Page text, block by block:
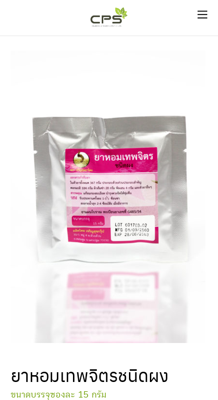
ยาหอมเทพจิตรชนิดผง
ขนาดบรรจุซองละ 15 กรัม